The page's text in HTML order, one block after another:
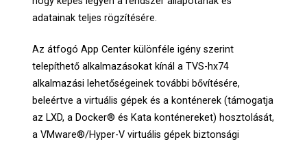
adatainak teljes rögzítésére.
Az átfogó App Center különféle igény szerint
telepíthető alkalmazásokat kínál a TVS-hx74
alkalmazási lehetőségeinek további bővítésére,
beleértve a virtuális gépek és a konténerek (támogatja
az LXD, a Docker® és Kata konténereket) hosztolását,
a VMware®/Hyper-V virtuális gépek biztonsági